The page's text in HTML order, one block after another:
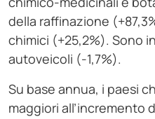
della raffinazione
chimici (+25,2%). Sono
autoveicoli (-1,7%).
Su base annua, i paesi
maggiori all’incremento